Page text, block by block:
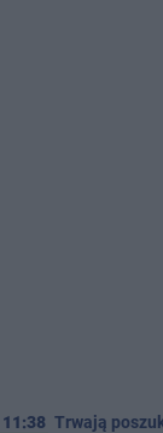
11:38 Trwają